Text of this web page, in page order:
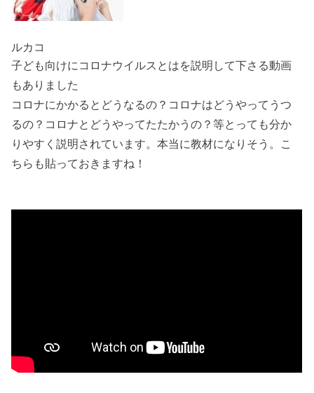
ルカコ
子ども向けにコロナウイルスとはを説明して下さる動画
もありました
コロナにかかるとどうなるの？コロナはどうやってうつ
るの？コロナとどうやってたたかうの？等とっても分か
りやすく説明されています。本当に教材になりそう。こ
ちらも貼っておきますね！